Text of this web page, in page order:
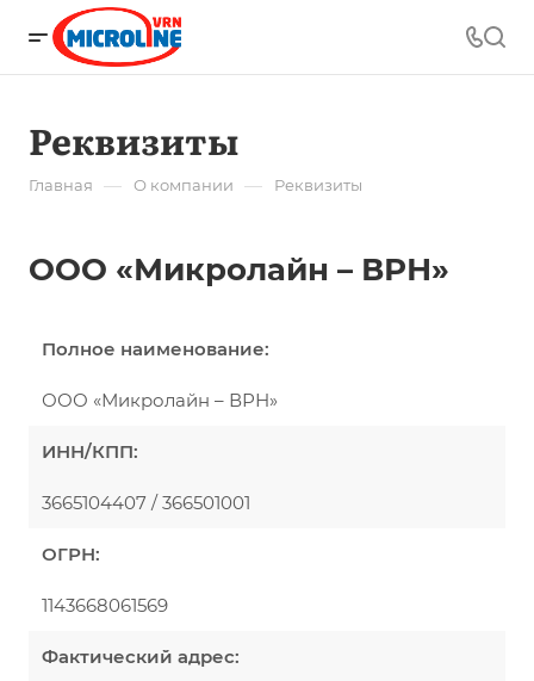
Реквизиты
Главная — О компании — Реквизиты
ООО «Микролайн – ВРН»
Полное наименование:
ООО «Микролайн – ВРН»
ИНН/КПП:
3665104407 / 366501001
ОГРН:
1143668061569
Фактический адрес: